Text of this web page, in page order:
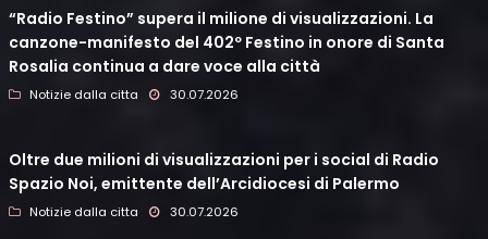
“Radio Festino” supera il milione di visualizzazioni. La
canzone-manifesto del 402º Festino in onore di Santa
Rosalia continua a dare voce alla città
Notizie dalla citta 30.07.2026
Oltre due milioni di visualizzazioni per i social di Radio
Spazio Noi, emittente dell’Arcidiocesi di Palermo
Notizie dalla citta 30.07.2026